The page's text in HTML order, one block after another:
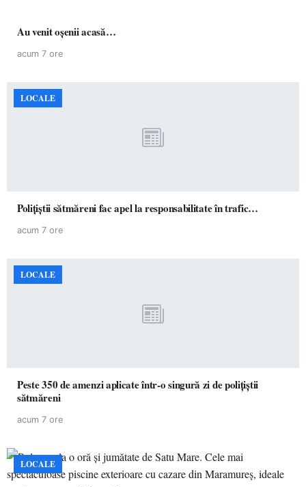
Au venit oșenii acasă…
acum 7 ore
LOCALE
Polițiștii sătmăreni fac apel la responsabilitate în trafic…
acum 7 ore
LOCALE
Peste 350 de amenzi aplicate într-o singură zi de polițiștii
sătmăreni
acum 7 ore
LOCALE